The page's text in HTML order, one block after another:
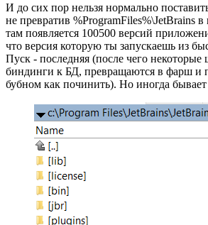
И до сих пор нельзя нормально
не превратив %ProgramFiles%\JetBrains
там появляется 100500 версий
что версия которую ты запускаешь из
Пуск - последняя (после чего
биндинги к БД, превращаются в фарш и
бубном как починить). Но иногда